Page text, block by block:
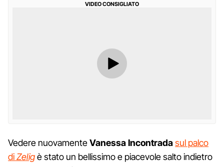
VIDEO CONSIGLIATO
Vedere nuovamenteVanessa Incontradasul palco
diZeligè stato un bellissimo e piacevole salto indietro